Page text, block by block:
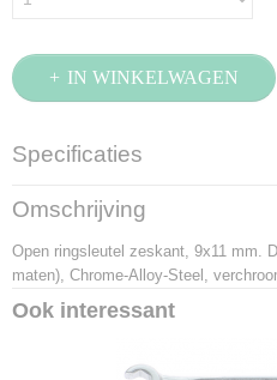
IN WINKELWAGEN
Specificaties
Productcode
41080911
EAN code
4018754021895
Productcode leverancier
Omschrijving
Open ringsleutel zeskant, 9x11 mm.
maten), Chrome-Alloy-Steel,
Ook interessant